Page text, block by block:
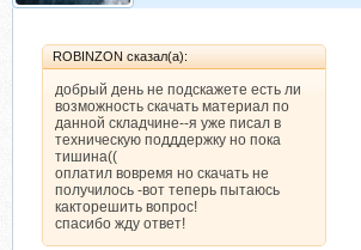
ROBINZON сказал(а):
добрый день не подскажете есть ли
возможность скачать материал по
данной складчине--я уже писал в
техническую подддержку но пока
тишина((
оплатил вовремя но скачать не
получилось -вот теперь пытаюсь
какторешить вопрос!
спасибо жду ответ!